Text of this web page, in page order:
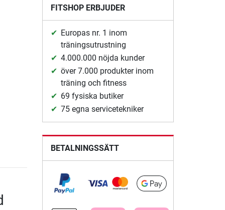
FITSHOP ERBJUDER
Europas nr. 1 inom
träningsutrustning
4.000.000 nöjda kunder
över 7.000 produkter inom
träning och fitness
69 fysiska butiker
75 egna servicetekniker
BETALNINGSSÄTT